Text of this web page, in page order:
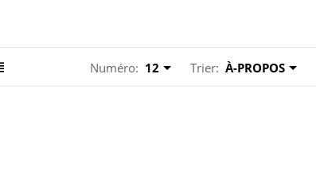
Numéro: 12 Trier: À-PROPOS